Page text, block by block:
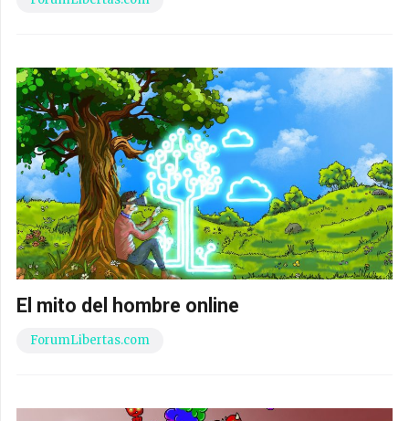
El mito del hombre online
ForumLibertas.com